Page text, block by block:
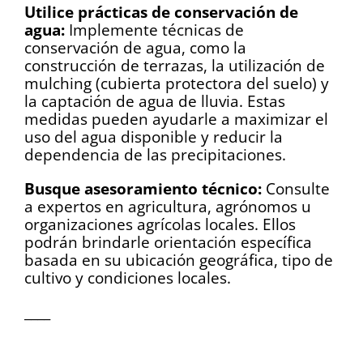
Utilice prácticas de conservación de
agua: Implemente técnicas de
conservación de agua, como la
construcción de terrazas, la utilización de
mulching (cubierta protectora del suelo) y
la captación de agua de lluvia. Estas
medidas pueden ayudarle a maximizar el
uso del agua disponible y reducir la
dependencia de las precipitaciones.
Busque asesoramiento técnico: Consulte
a expertos en agricultura, agrónomos u
organizaciones agrícolas locales. Ellos
podrán brindarle orientación específica
basada en su ubicación geográfica, tipo de
cultivo y condiciones locales.